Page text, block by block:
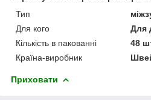
Тип
Для кого
Для
Кількість в пакованні
48
Країна-виробник
Приховати